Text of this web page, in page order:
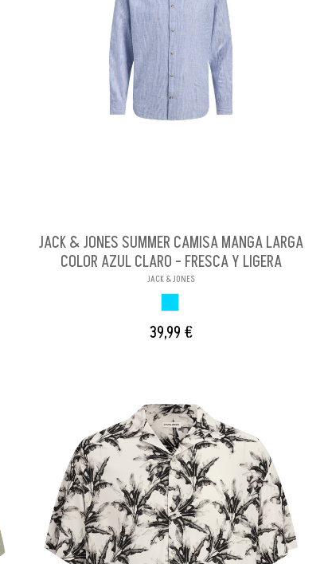
JACK & JONES SUMMER CAMISA MANGA LARGA
COLOR AZUL CLARO - FRESCA Y LIGERA
JACK & JONES
39,99 €